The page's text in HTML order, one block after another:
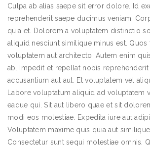
Culpa ab alias saepe sit error dolore. Id
reprehenderit saepe ducimus veniam.
quia et. Dolorem a voluptatem distinctio
aliquid nesciunt similique minus est. Quos
voluptatem aut architecto. Autem enim
ab. Impedit et repellat nobis
accusantium aut aut. Et voluptatem vel
Labore voluptatum aliquid ad voluptatem
eaque qui. Sit aut libero quae et sit
modi eos molestiae. Expedita iure aut
Voluptatem maxime quis quia aut
Consectetur sunt sequi molestiae omnis.